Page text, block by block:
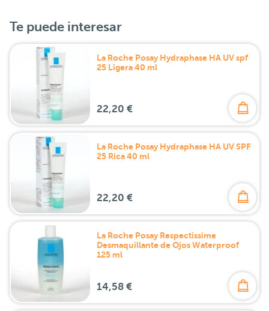
Te puede interesar
La Roche Posay Hydraphase HA UV spf
25 Ligera 40 ml
22,20 €
La Roche Posay Hydraphase HA UV SPF
25 Rica 40 ml
22,20 €
La Roche Posay Respectissime
Desmaquillante de Ojos Waterproof
125 ml
14,58 €